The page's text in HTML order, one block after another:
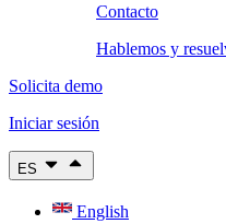
Contacto
Hablemos y
Solicita demo
Iniciar sesión
ES
English